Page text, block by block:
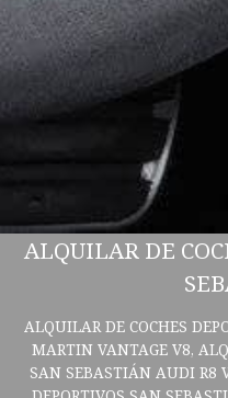
ALQUILAR DE
ALQUILAR DE COCHES
MARTIN VANTAGE V8,
SAN SEBASTIÁN AUDI R8